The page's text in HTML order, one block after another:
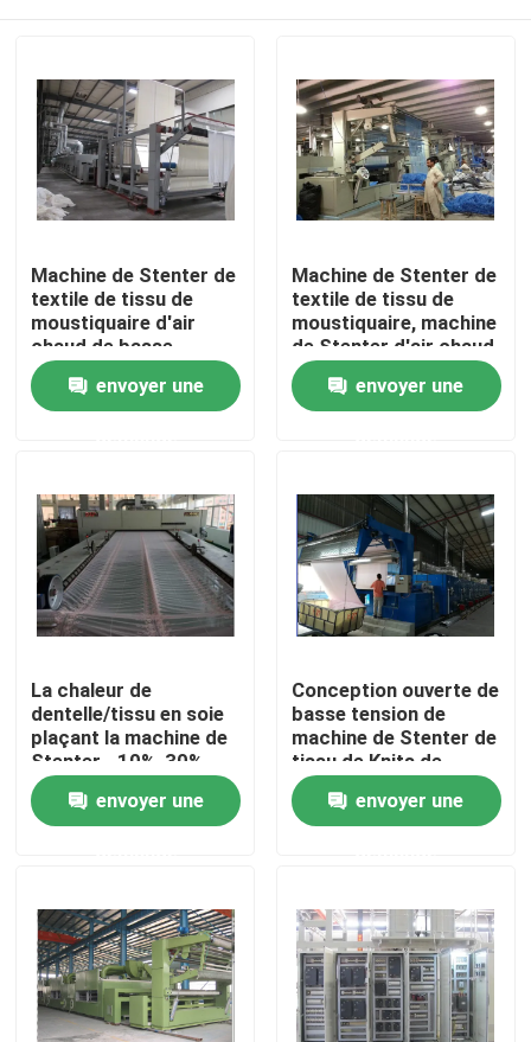
Maison
Au sujet de nous
Visite d'usine
Contactez-nous
nouvelles
machine de finissage de stenter
stenter d'arrangement de la chaleur
Machine de Stenter de
textile de tissu de
moustiquaire d'air
chaud de basse
tension
envoyer une
Machine de Stenter de
textile de tissu de
moustiquaire, machine
de Stenter d'air chaud
de basse tension
envoyer une
La chaleur de
dentelle/tissu en soie
plaçant la machine de
Stenter, -10%-30%
suralimentant, Padder
de finitionenvoyer une
Conception ouverte de
basse tension de
machine de Stenter de
tissu de Knits de
largeur
simple/commande de
double
envoyer une